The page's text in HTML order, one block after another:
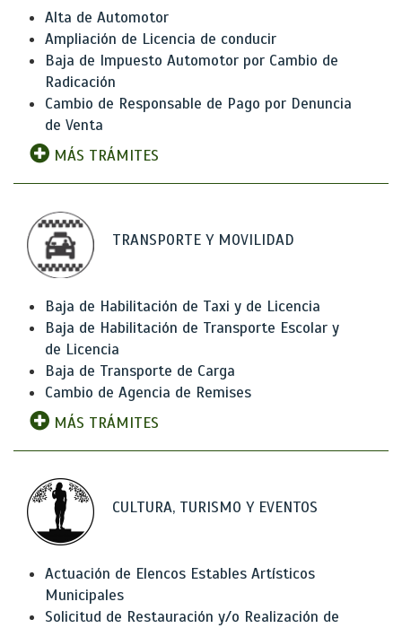
Alta de Automotor
Ampliación de Licencia de conducir
Baja de Impuesto Automotor por Cambio de
Radicación
Cambio de Responsable de Pago por Denuncia
de Venta
MÁS TRÁMITES
TRANSPORTE Y MOVILIDAD
Baja de Habilitación de Taxi y de Licencia
Baja de Habilitación de Transporte Escolar y
de Licencia
Baja de Transporte de Carga
Cambio de Agencia de Remises
MÁS TRÁMITES
CULTURA, TURISMO Y EVENTOS
Actuación de Elencos Estables Artísticos
Municipales
Solicitud de Restauración y/o Realización de